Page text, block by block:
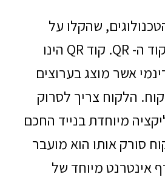
שהקלו על
המטרה הזו הוא קוד ה- QR. קוד QR הינו
אשר מוצג בערוצים
הלקוח צריך לסרוק
מיוחדת בנייד החכם
סורק אותו הוא מועבר
אינטרנט מיוחד של